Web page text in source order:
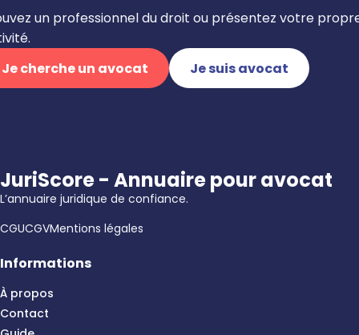
un professionnel du droit ou présentez votre
Je cherche un avocat
Je suis avocat
JuriScore - Annuaire pour avocat
L’annuaire juridique de confiance.
CGUCGVMentions légales
Informations
À propos
Contact